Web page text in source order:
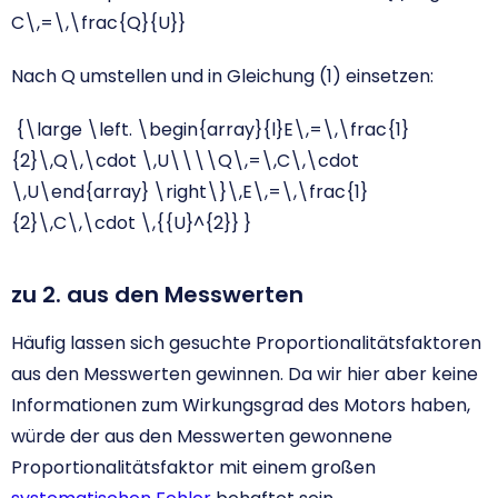
C\,=\,\frac{Q}{U}}
Nach Q umstellen und in Gleichung (1) einsetzen:
{\large \left. \begin{array}{l}E\,=\,\frac{1}
{2}\,Q\,\cdot \,U\\\\Q\,=\,C\,\cdot
\,U\end{array} \right\}\,E\,=\,\frac{1}
{2}\,C\,\cdot \,{{U}^{2}} }
zu 2. aus den Messwerten
Häufig lassen sich gesuchte Proportionalitätsfaktoren
aus den Messwerten gewinnen. Da wir hier aber keine
Informationen zum Wirkungsgrad des Motors haben,
würde der aus den Messwerten gewonnene
Proportionalitätsfaktor mit einem großen